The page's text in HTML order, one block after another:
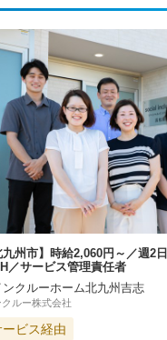
九州市】時給2,060円～／週2
／サービス管理責任者
ンクルーホーム北九州吉志
ルー株式会社
ビス経由